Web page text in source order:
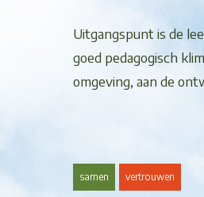
Uitgangspunt is de
goed pedagogisch
omgeving, aan de
samen vertrouwen